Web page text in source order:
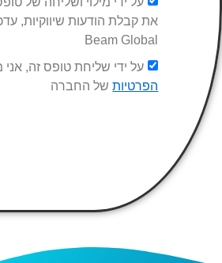
את קבלת הודעות שיווקיות,
Beam Global
על ידי שליחת טופס זה,
הפרטיותשל החברה